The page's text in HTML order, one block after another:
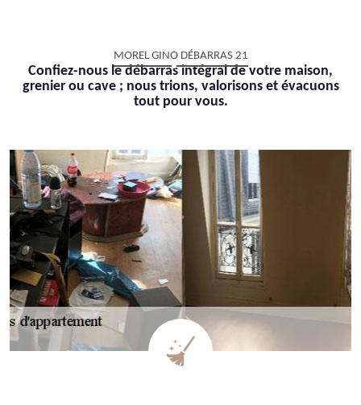
MOREL GINO DÉBARRAS 21
Confiez-nous le débarras intégral de votre maison,
grenier ou cave ; nous trions, valorisons et évacuons
tout pour vous.